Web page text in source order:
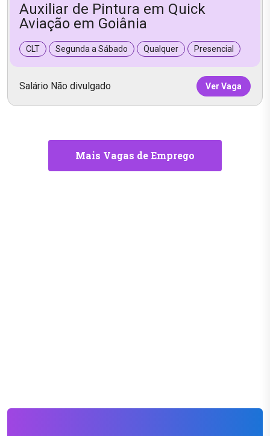
Auxiliar de Pintura em Quick
Aviação em Goiânia
CLT Segunda a Sábado Qualquer Presencial
Salário Não divulgado Ver Vaga
Mais Vagas de Emprego